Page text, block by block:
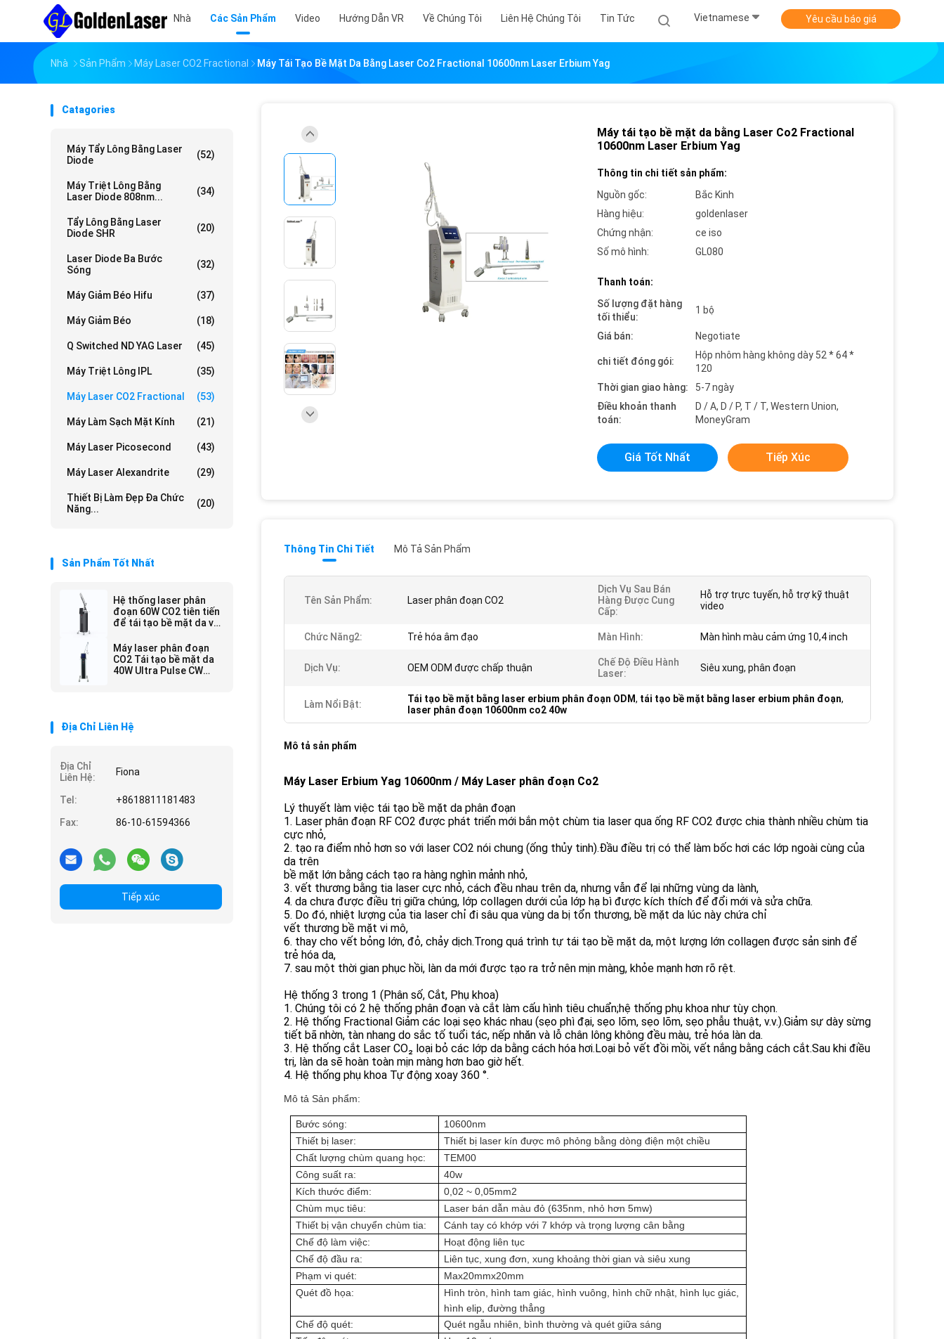
Nhà Các Sản Phẩm Video Hướng Dẫn VR Về Chúng Tôi Liên Hệ Chúng Tôi Tin Tức Vietnamese Yêu cầu báo giá
Nhà Sản Phẩm Máy Laser CO2 Fractional Máy Tái Tạo Bề Mặt Da Bằng Laser Co2 Fractional 10600nm Laser Erbium Yag
Catagories
Máy Tẩy Lông Bằng Laser
Diode
(52)
Máy Triệt Lông Bằng
Laser Diode 808nm...
(34)
Tẩy Lông Bằng Laser
Diode SHR
(20)
Laser Diode Ba Bước
Sóng
(32)
Máy Giảm Béo Hifu (37)
Máy Giảm Béo (18)
Q Switched ND YAG Laser (45)
Máy Triệt Lông IPL (35)
Máy Laser CO2 Fractional (53)
Máy Làm Sạch Mặt Kính (21)
Máy Laser Picosecond (43)
Máy Laser Alexandrite (29)
Thiết Bị Làm Đẹp Đa Chức
Năng...
(20)
Sản Phẩm Tốt Nhất
Hệ thống laser phân
đoạn 60W CO2 tiên tiến
để tái tạo bề mặt da và
Máy laser phân đoạn
CO2 Tái tạo bề mặt da
40W Ultra Pulse CW
Địa Chỉ Liên Hệ
Địa Chỉ
Liên Hệ:
Fiona
Tel:
+8618811181483
Fax:
86-10-61594366
Tiếp xúc
Máy tái tạo bề mặt da bằng Laser Co2 Fractional
10600nm Laser Erbium Yag
Thông tin chi tiết sản phẩm:
Nguồn gốc:
Bắc Kinh
Hàng hiệu:
goldenlaser
Chứng nhận:
ce iso
Số mô hình:
GL080
Thanh toán:
Số lượng đặt hàng
tối thiểu:
1 bộ
Giá bán: Negotiate
chi tiết đóng gói:
Hộp nhôm hàng không dày 52 * 64 *
120
Thời gian giao hàng:
5-7 ngày
Điều khoản thanh
toán:
D / A, D / P, T / T, Western Union,
MoneyGram
Giá Tốt Nhất Tiếp Xúc
Thông Tin Chi Tiết Mô Tả Sản Phẩm
Tên Sản Phẩm: Laser phân đoạn CO2
Dịch Vụ Sau Bán
Hàng Được Cung
Cấp:
Hỗ trợ trực tuyến, hỗ trợ kỹ thuật
video
Chức Năng2: Trẻ hóa âm đạo Màn Hình: Màn hình màu cảm ứng 10,4 inch
Dịch Vụ: OEM ODM được chấp thuận
Chế Độ Điều Hành
Laser:
Siêu xung, phân đoạn
Làm Nổi Bật: Tái tạo bề mặt bằng laser erbium phân đoạn ODM, tái tạo bề mặt bằng laser erbium phân đoạn,
laser phân đoạn 10600nm co2 40w
Mô tả sản phẩm
Máy Laser Erbium Yag 10600nm / Máy Laser phân đoạn Co2
Lý thuyết làm việc tái tạo bề mặt da phân đoạn
1. Laser phân đoạn RF CO2 được phát triển mới bắn một chùm tia laser qua ống RF CO2 được chia thành nhiều chùm tia
cực nhỏ,
2. tạo ra điểm nhỏ hơn so với laser CO2 nói chung (ống thủy tinh).Đầu điều trị có thể làm bốc hơi các lớp ngoài cùng của
da trên
bề mặt lớn bằng cách tạo ra hàng nghìn mảnh nhỏ,
3. vết thương bằng tia laser cực nhỏ, cách đều nhau trên da, nhưng vẫn để lại những vùng da lành,
4. da chưa được điều trị giữa chúng, lớp collagen dưới của lớp hạ bì được kích thích để đổi mới và sửa chữa.
5. Do đó, nhiệt lượng của tia laser chỉ đi sâu qua vùng da bị tổn thương, bề mặt da lúc này chứa chỉ
vết thương bề mặt vi mô,
6. thay cho vết bỏng lớn, đỏ, chảy dịch.Trong quá trình tự tái tạo bề mặt da, một lượng lớn collagen được sản sinh để
trẻ hóa da,
7. sau một thời gian phục hồi, làn da mới được tạo ra trở nên mịn màng, khỏe mạnh hơn rõ rệt.
Hệ thống 3 trong 1 (Phân số, Cắt, Phụ khoa)
1. Chúng tôi có 2 hệ thống phân đoạn và cắt làm cấu hình tiêu chuẩn;hệ thống phụ khoa như tùy chọn.
2. Hệ thống Fractional Giảm các loại sẹo khác nhau (sẹo phì đại, sẹo lõm, sẹo lõm, sẹo phẫu thuật, v.v.).Giảm sự dày sừng
tiết bã nhờn, tàn nhang do sắc tố tuổi tác, nếp nhăn và lỗ chân lông không đều màu, trẻ hóa làn da.
3. Hệ thống cắt Laser CO₂ loại bỏ các lớp da bằng cách hóa hơi.Loại bỏ vết đồi mồi, vết nắng bằng cách cắt.Sau khi điều
trị, làn da sẽ hoàn toàn mịn màng hơn bao giờ hết.
4. Hệ thống phụ khoa Tự động xoay 360 °.
Mô tả Sản phẩm:
Bước sóng:
10600nm
Thiết bị laser:
Thiết bị laser kín được mô phỏng bằng dòng điện một chiều
Chất lượng chùm quang học:
TEM00
Công suất ra:
40w
Kích thước điểm:
0,02 ~ 0,05mm2
Chùm mục tiêu:
Laser bán dẫn màu đỏ (635nm, nhỏ hơn 5mw)
Thiết bị vận chuyển chùm tia:
Cánh tay có khớp với 7 khớp và trọng lượng cân bằng
Chế độ làm việc:
Hoạt động liên tục
Chế độ đầu ra:
Liên tục, xung đơn, xung khoảng thời gian và siêu xung
Phạm vi quét:
Max20mmx20mm
Quét đồ họa:
Hình tròn, hình tam giác, hình vuông, hình chữ nhật, hình lục giác,
hình elip, đường thẳng
Chế độ quét:
Quét ngẫu nhiên, bình thường và quét giữa sáng